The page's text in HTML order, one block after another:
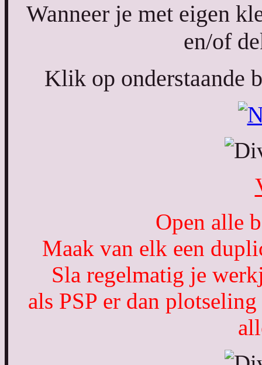
Wanneer je met eigen
en/of
Klik op onderstaande
Open alle
Maak van elk een
Sla regelmatig je
als PSP er dan